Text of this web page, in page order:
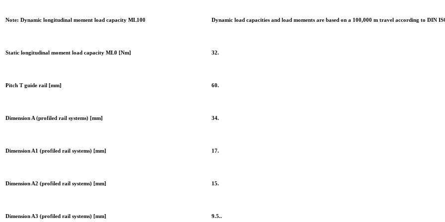
Note: Dynamic longitudinal moment load capacity ML100 Dynamic load capacities and load moments are based on a 100,000 m travel according to DIN
Static longitudinal moment load capacity ML0 [Nm] 32.
Pitch T guide rail [mm] 60.
Dimension A (profiled rail systems) [mm] 34.
Dimension A1 (profiled rail systems) [mm] 17.
Dimension A2 (profiled rail systems) [mm] 15.
Dimension A3 (profiled rail systems) [mm] 9.5..